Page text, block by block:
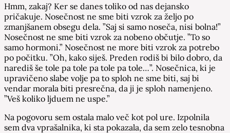
Hmm, zakaj? Ker se danes toliko od nas dejansko
pričakuje. Nosečnost ne sme biti vzrok za željo po
zmanjšanem obsegu dela. ”Saj si samo noseča, nisi bolna!”
Nosečnost ne sme biti vzrok za nobeno občutje. ”To so
samo hormoni.” Nosečnost ne more biti vzrok za potrebo
po počitku. ”Oh, kako siješ. Preden rodiš bi bilo dobro, da
narediš še tole pa tole pa tole pa tole…”. Nosečnica, ki je
upravičeno slabe volje pa to sploh ne sme biti, saj bi
vendar morala biti presrečna, da ji je sploh namenjeno.
”Veš koliko ljduem ne uspe.”
Na pogovoru sem ostala malo več kot pol ure. Izpolnila
sem dva vprašalnika, ki sta pokazala, da sem zelo tesnobna